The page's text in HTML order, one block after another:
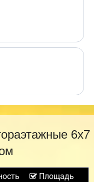
6х7
Площадь